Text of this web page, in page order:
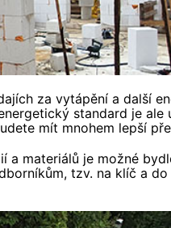
za vytápění a další
standard je ale
mít mnohem lepší
materiálů je možné
tzv. na klíč a